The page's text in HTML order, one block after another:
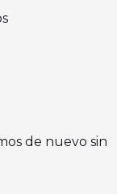
de nuevo sin